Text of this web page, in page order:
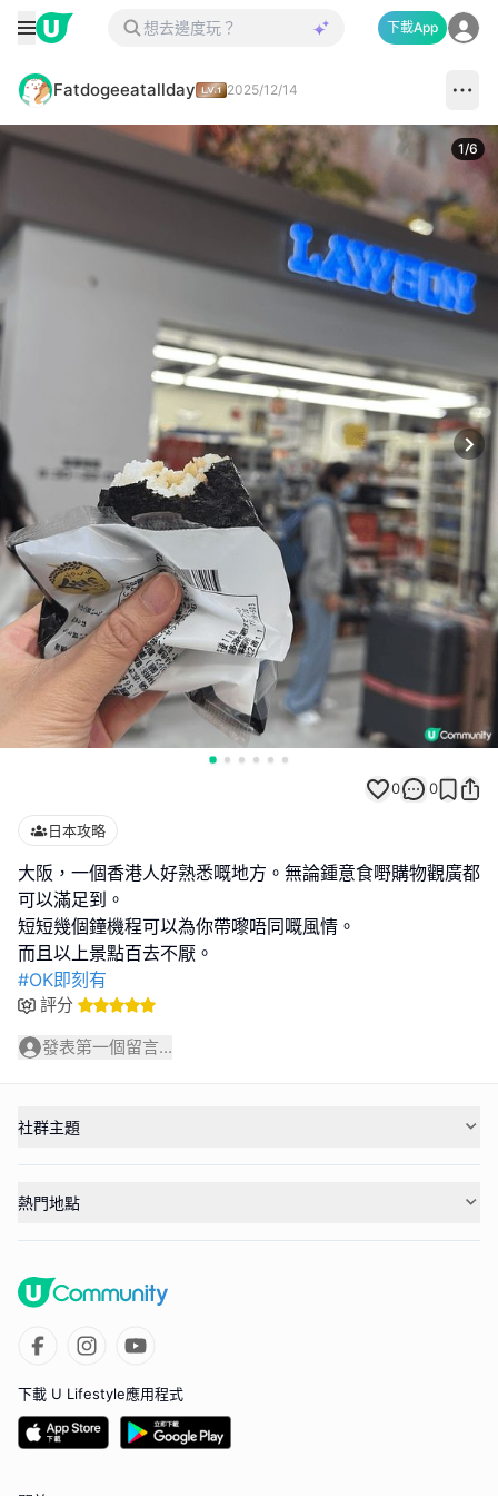
下載App
Fatdogeeatallday 2025/12/14
1/6
0 0
日本攻略
大阪，一個香港人好熟悉嘅地方。無論鍾意食嘢購物觀廣都
可以滿足到。
短短幾個鐘機程可以為你帶嚟唔同嘅風情。
#OK即刻有
評分
發表第一個留言...
社群主題
熱門地點
下載 U Lifestyle應用程式